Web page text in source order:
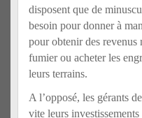
disposent que de
besoin pour donner à
pour obtenir des revenus
fumier ou acheter les
leurs terrains.
A l’opposé, les gérants
vite leurs